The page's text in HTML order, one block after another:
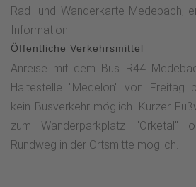
Rad- und Wanderkarte Medebach,
Information
Öffentliche Verkehrsmittel
Anreise mit dem Bus R44
Haltestelle "Medelon" von Freitag
kein Busverkehr möglich. Kurzer
zum Wanderparkplatz "Orketal"
Rundweg in der Ortsmitte möglich.